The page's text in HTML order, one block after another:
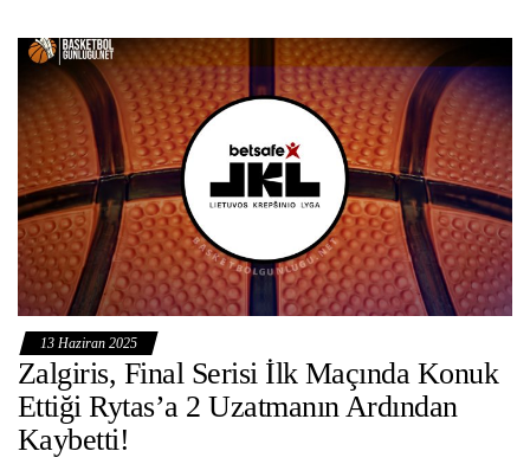
13 Haziran 2025
Zalgiris, Final Serisi İlk Maçında Konuk
Ettiği Rytas’a 2 Uzatmanın Ardından
Kaybetti!